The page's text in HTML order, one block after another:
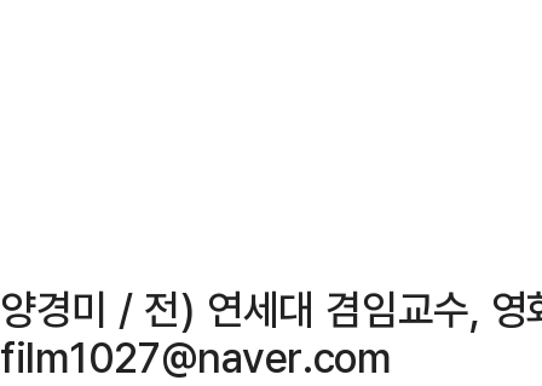
양경미 / 전) 연세대 겸임교수, 영
film1027@naver.com